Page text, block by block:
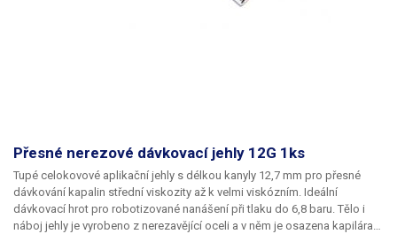
Přesné nerezové dávkovací jehly 12G 1ks
Tupé celokovové aplikační jehly s délkou kanyly 12,7 mm pro přesné
dávkování kapalin střední viskozity až k velmi viskózním. Ideální
dávkovací hrot pro robotizované nanášení při tlaku do 6,8 baru. Tělo i
náboj jehly je vyrobeno z nerezavějící oceli a v něm je osazena kapilára